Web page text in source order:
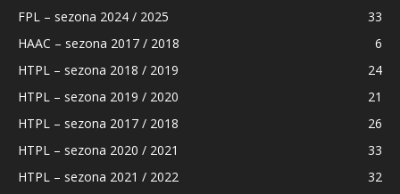
FPL – sezona 2024 / 2025
33
HAAC – sezona 2017 / 2018
6
HTPL – sezona 2018 / 2019
24
HTPL – sezona 2019 / 2020
21
HTPL – sezona 2017 / 2018
26
HTPL – sezona 2020 / 2021
33
HTPL – sezona 2021 / 2022
32